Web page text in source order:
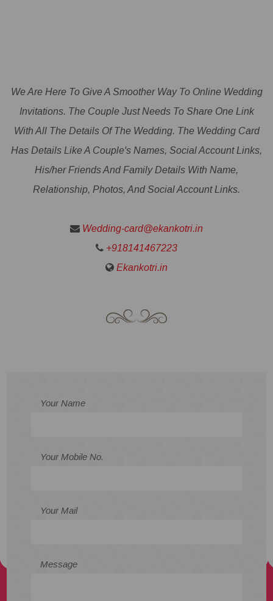
We Are Here To Give A Smoother Way To Online Wedding
Invitations. The Couple Just Needs To Share One Link
With All The Details Of The Wedding. The Wedding Card
Has Details Like A Couple's Names, Social Account Links,
His/her Friends And Family Details With Name,
Relationship, Photos, And Social Account Links.
Wedding-card@ekankotri.in
+918141467223
Ekankotri.in
Your Name
Your Mobile No.
Your Mail
Message